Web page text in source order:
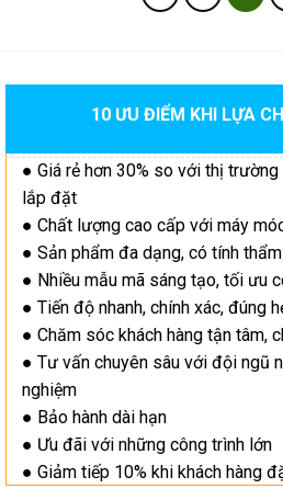
10 ƯU ĐIỂM KHI LỰA
● Giá rẻ hơn 30% so với thị
lắp đặt
● Chất lượng cao cấp với máy
● Sản phẩm đa dạng, có tính
● Nhiều mẫu mã sáng tạo, tối ưu
● Tiến độ nhanh, chính xác, đúng
● Chăm sóc khách hàng tận tâm,
● Tư vấn chuyên sâu với đội ngũ
nghiệm
● Bảo hành dài hạn
● Ưu đãi với những công trình lớn
● Giảm tiếp 10% khi khách hàng